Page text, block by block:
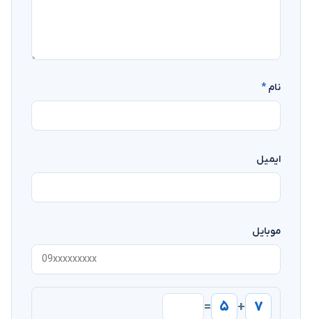
نام *
ایمیل
موبایل
۷ + ۵ =